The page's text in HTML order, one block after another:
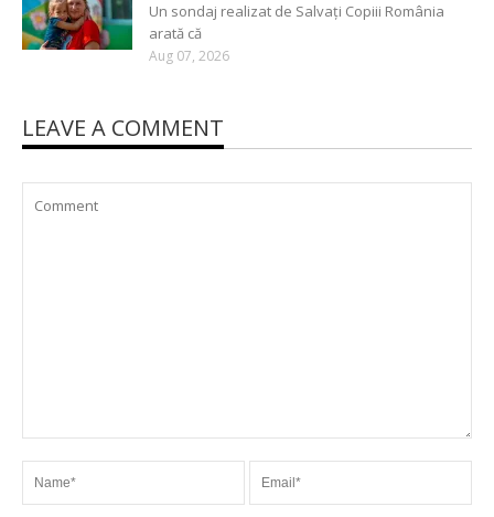
Un sondaj realizat de Salvați Copiii România
arată că
Aug 07, 2026
LEAVE A COMMENT